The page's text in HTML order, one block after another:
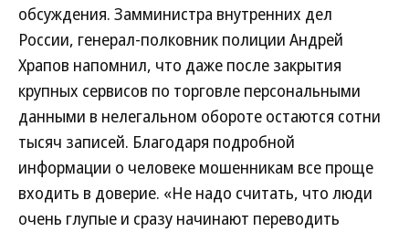
обсуждения. Замминистра внутренних дел
России, генерал-полковник полиции Андрей
Храпов напомнил, что даже после закрытия
крупных сервисов по торговле персональными
данными в нелегальном обороте остаются сотни
тысяч записей. Благодаря подробной
информации о человеке мошенникам все проще
входить в доверие. «Не надо считать, что люди
очень глупые и сразу начинают переводить